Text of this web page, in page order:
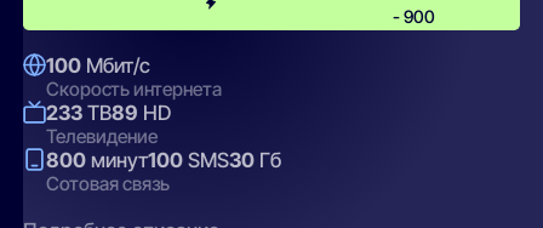
- 900
100 Мбит/с
Скорость интернета
233 ТВ89 HD
Телевидение
800 минут100 SMS30 Гб
Сотовая связь